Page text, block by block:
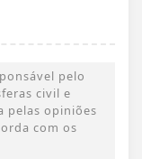
pelo
civil e
pelas opiniões
com os